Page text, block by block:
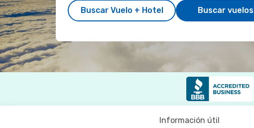
Buscar Vuelo + Hotel Buscar vuelos
Información útil